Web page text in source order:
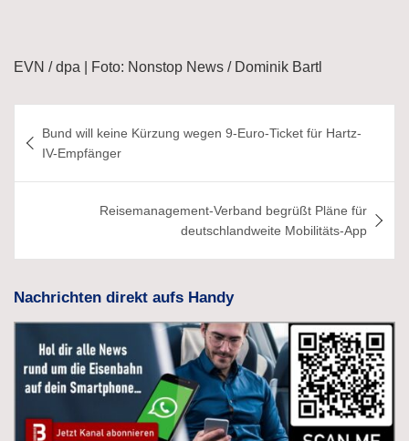
EVN / dpa | Foto: Nonstop News / Dominik Bartl
Bund will keine Kürzung wegen 9-Euro-Ticket für Hartz-
IV-Empfänger
Reisemanagement-Verband begrüßt Pläne für
deutschlandweite Mobilitäts-App
Nachrichten direkt aufs Handy